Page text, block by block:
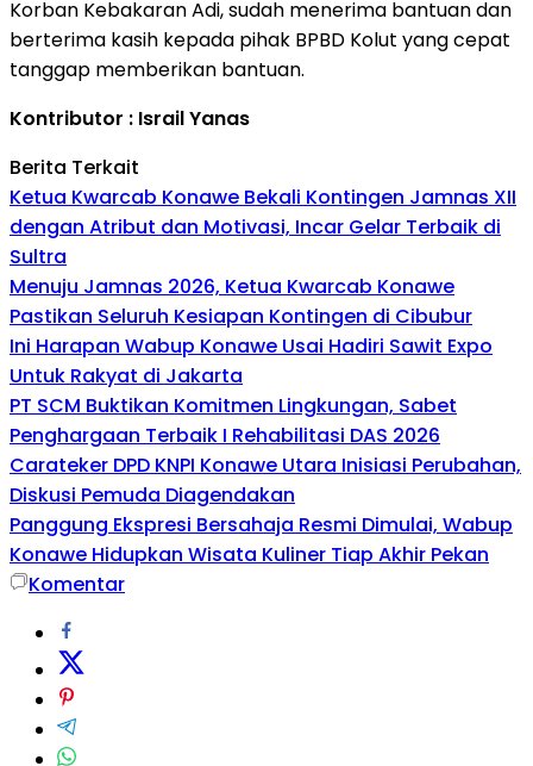
Korban Kebakaran Adi, sudah menerima bantuan dan
berterima kasih kepada pihak BPBD Kolut yang cepat
tanggap memberikan bantuan.
Kontributor : Israil Yanas
Berita Terkait
Ketua Kwarcab Konawe Bekali Kontingen Jamnas XII
dengan Atribut dan Motivasi, Incar Gelar Terbaik di
Sultra
Menuju Jamnas 2026, Ketua Kwarcab Konawe
Pastikan Seluruh Kesiapan Kontingen di Cibubur
Ini Harapan Wabup Konawe Usai Hadiri Sawit Expo
Untuk Rakyat di Jakarta
PT SCM Buktikan Komitmen Lingkungan, Sabet
Penghargaan Terbaik I Rehabilitasi DAS 2026
Carateker DPD KNPI Konawe Utara Inisiasi Perubahan,
Diskusi Pemuda Diagendakan
Panggung Ekspresi Bersahaja Resmi Dimulai, Wabup
Konawe Hidupkan Wisata Kuliner Tiap Akhir Pekan
Komentar